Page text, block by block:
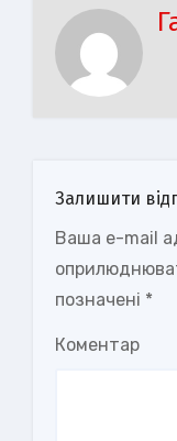
Залишити
Ваша e-mail
позначені *
Коментар